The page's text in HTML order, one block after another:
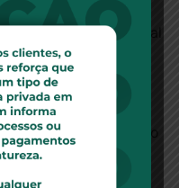
à pessoa com
data do laudo pericial
concluiu que a
esquizofrenia não
deve ser pago